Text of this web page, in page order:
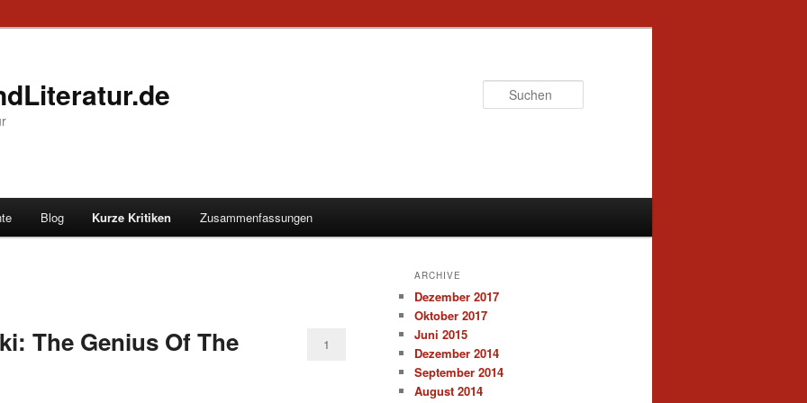
Blog Kurze Kritiken Zusammenfassungen
The Genius Of The
1
ARCHIVE
Dezember 2017
Oktober 2017
Juni 2015
Dezember 2014
September 2014
August 2014